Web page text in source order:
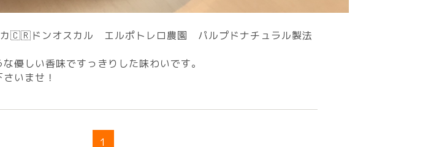
🇨🇷ドンオスカル エルポトレロ農園 パルプドナチュラル製法
優しい香味ですっきりした味わいです。
いませ！
1